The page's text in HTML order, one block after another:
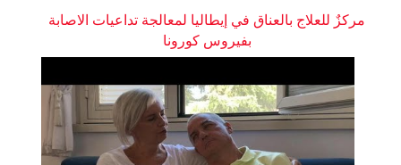
مركزٌ للعلاج بالعناق في إيطاليا لمعالجة تداعيات الاصابة
بفيروس كورونا